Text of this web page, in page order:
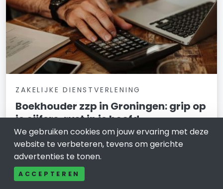
ZAKELIJKE DIENSTVERLENING
Boekhouder zzp in Groningen: grip op
je cijfers, rust in je hoofd
16 februari 2026
Vraag je je af of je administratie nog klopt, of je niet te
veel belasting betaalt en of je financieel wel de juiste
keuzes maakt? Als zzp’er in Groningen bouw je aan je
We gebruiken cookies om jouw ervaring met deze
website te verbeteren, tevens om gerichte
advertenties te tonen.
ACCEPTEREN